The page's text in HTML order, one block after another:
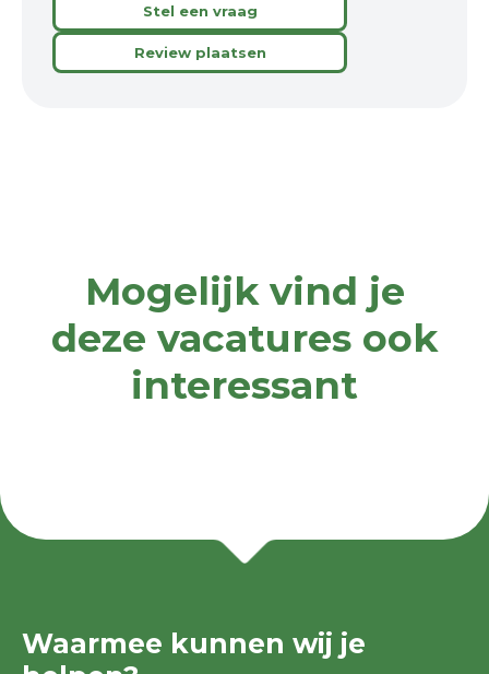
Stel een vraag
Review plaatsen
Mogelijk vind je
deze vacatures ook
interessant
Waarmee kunnen wij je